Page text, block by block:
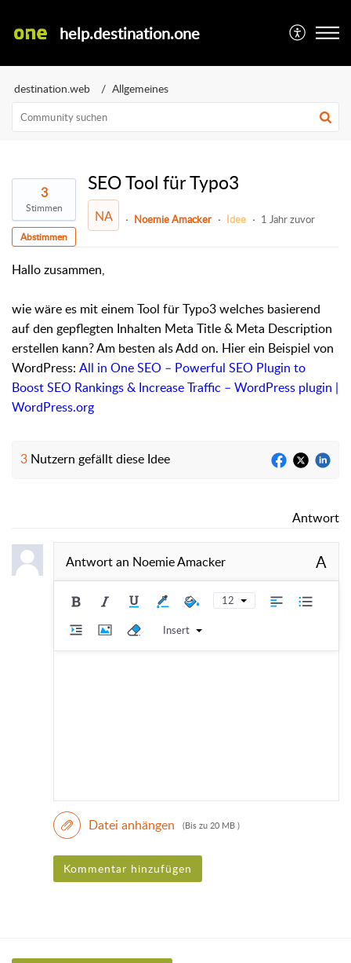
help.destination.one
destination.web Allgemeines
3
Stimmen
Abstimmen
SEO Tool für Typo3
NA Noemie Amacker Idee 1 Jahr zuvor
Hallo zusammen,
wie wäre es mit einem Tool für Typo3 welches basierend
auf den gepflegten Inhalten Meta Title & Meta Description
erstellen kann? Am besten als Add on. Hier ein Beispiel von
WordPress: All in One SEO – Powerful SEO Plugin to
Boost SEO Rankings & Increase Traffic – WordPress plugin |
WordPress.org
3 Nutzern gefällt diese Idee
Antwort
Antwort an Noemie Amacker A
12
Insert
Datei anhängen (Bis zu 20 MB )
Kommentar hinzufügen